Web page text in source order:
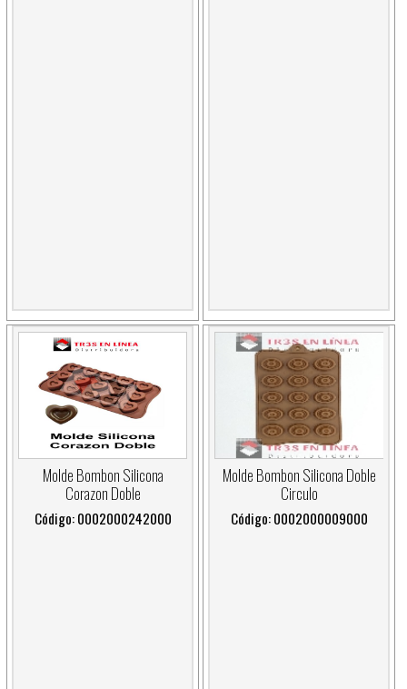
Molde Bombon Silicona
Corazon Doble
Código: 0002000242000
Molde Bombon Silicona Doble
Circulo
Código: 0002000009000